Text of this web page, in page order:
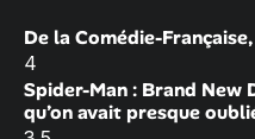
De la Comédie-
4
Spider-Man : Brand New
qu’on avait presque